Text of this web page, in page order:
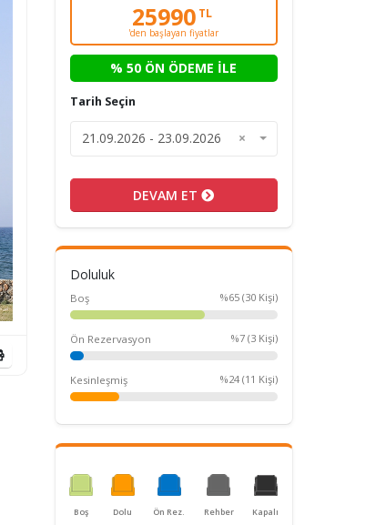
25990TL
'den başlayan fiyatlar
% 50 ÖN ÖDEME İLE
Tarih Seçin
×
21.09.2026 - 23.09.2026
DEVAM ET
Doluluk
Boş %65 (30 Kişi)
Ön Rezervasyon %7 (3 Kişi)
Kesinleşmiş %24 (11 Kişi)
Boş Dolu Ön Rez. Rehber Kapalı